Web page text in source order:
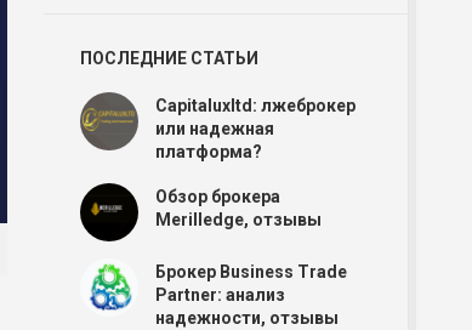
ПОСЛЕДНИЕ СТАТЬИ
Capitaluxltd: лжеброкер
или надежная
платформа?
Обзор брокера
Merilledge, отзывы
Брокер Business Trade
Partner: анализ
надежности, отзывы